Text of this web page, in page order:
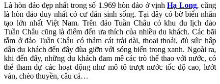
Là hòn đảo đẹp nhất trong số 1.969 hòn đảo ở vịnhHạ Long, cũng
là hòn đảo duy nhất có cư dân sinh sống. Tại đây có bờ biển nhân
tạo lớn nhất Việt Nam. Trên đảo Tuần Châu có khu du lịch đảo
Tuần Châu cũng là điểm đến ưa thích của nhiều du khách. Các bãi
tắm ở đảo Tuần Châu có thảm cát trải dài, thoai thoải, đủ sức hấp
dẫn du khách đến đây đùa giỡn với sóng biển trong xanh. Ngoài ra,
khi đến đây, những du khách đam mê các trò thể thao với nước, có
thể tham dự các hoạt động như mô tô trượt nước tốc độ cao, lướt
ván, chèo thuyền, câu cá…